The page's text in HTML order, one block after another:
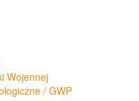
Wojennej
/ GWP